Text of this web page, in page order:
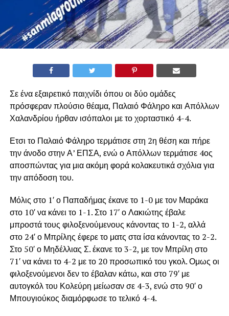
Σε ένα εξαιρετικό παιχνίδι όπου οι δύο ομάδες
πρόσφεραν πλούσιο θέαμα, Παλαιό Φάληρο και Απόλλων
Χαλανδρίου ήρθαν ισόπαλοι με το χορταστικό 4-4.
Ετσι το Παλαιό Φάληρο τερμάτισε στη 2η θέση και πήρε
την άνοδο στην Α’ ΕΠΣΑ, ενώ ο Απόλλων τερμάτισε 4ος
αποσπώντας για μια ακόμη φορά κολακευτικά σχόλια για
την απόδοση του.
Μόλις στο 1′ ο Παπαδήμας έκανε το 1-0 με τον Μαράκα
στο 10′ να κάνει το 1-1. Στο 17′ ο Λακιώτης έβαλε
μπροστά τους φιλοξενούμενους κάνοντας το 1-2, αλλά
στο 24′ ο Μπρίλης έφερε το ματς στα ίσα κάνοντας το 2-2.
Στο 50′ ο Μηδέλλιας Σ. έκανε το 3-2, με τον Μπρίλη στο
71′ να κάνει το 4-2 με το 20 προσωπικό του γκολ. Ομως οι
φιλοξενούμενοι δεν το έβαλαν κάτω, και στο 79′ με
αυτογκόλ του Κολεύρη μείωσαν σε 4-3, ενώ στο 90′ ο
Μπουγιούκος διαμόρφωσε το τελικό 4-4.